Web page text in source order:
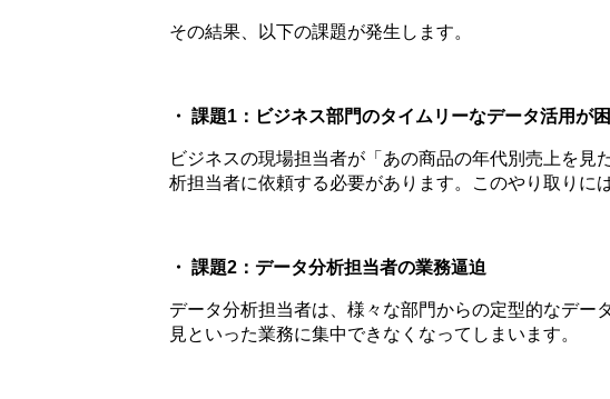
その結果、以下の課題が発生します。
・ 課題1：ビジネス部門のタイムリーなデータ活用が
ビジネスの現場担当者が「あの商品の年代別売上を
析担当者に依頼する必要があります。このやり取りに
・ 課題2：データ分析担当者の業務逼迫
データ分析担当者は、様々な部門からの定型的なデ
見といった業務に集中できなくなってしまいます。